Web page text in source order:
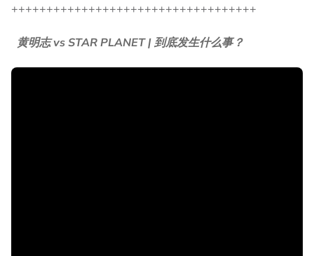
+++++++++++++++++++++++++++++++++++
黄明志 vs STAR PLANET | 到底发生什么事？